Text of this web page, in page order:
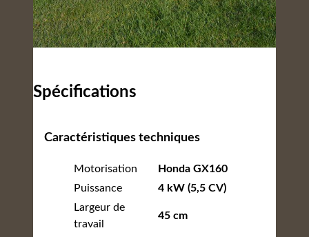
Spécifications
Caractéristiques techniques
Motorisation
Honda GX160
Puissance
4 kW (5,5 CV)
Largeur de
travail
45 cm